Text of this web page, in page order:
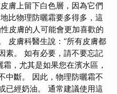
膚上留下白色層，因為它們
比物理防曬霜要多得多，這
皮膚的人可能會更加喜歡的
皮膚科醫生說：“所有皮膚都
素。 如有必要，請不要忘記
，尤其是如果您在濱水區，
中斷。 因此，物理防曬霜不
已經奶油。 通常建議使用這